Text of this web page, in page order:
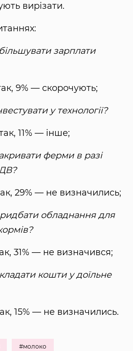
вирізати.
зарплати
9% — скорочують;
у технології?
11% — інше;
ферми в разі
29% — не визначились;
обладнання для
31% — не визначився;
кошти у доїльне
15% — не визначились.
#молоко